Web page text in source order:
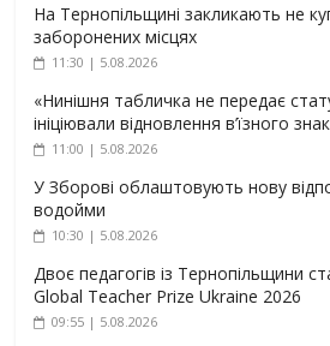
На Тернопільщині закликають не
заборонених місцях
11:30 | 5.08.2026
«Нинішня табличка не передає
ініціювали відновлення в’їзного
11:00 | 5.08.2026
У Зборові облаштовують нову
водойми
10:30 | 5.08.2026
Двоє педагогів із Тернопільщини
Global Teacher Prize Ukraine 2026
09:55 | 5.08.2026